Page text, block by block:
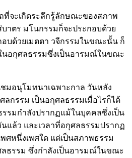
ที่จะเกิดระลึกรู้ลักษณะของสภาพ
าตร มโนกรรมก็จะประกอบด้วย
อบด้วยเมตตา วจีกรรมในขณะนั้น ก็
นอกุศลธรรมซึ่งเป็นอารมณ์ในขณะ
อนุโมทนาเฉพาะกาล วันหลัง
กรรม เป็นอกุศลธรรมเมื่อไรก็ได้
รรมกำลังปรากฏแม้ในบุคคลซึ่งเป็น
แล้ว และเวลาที่อกุศลธรรมปรากฏ
ศหนึ่งเพศใด แต่เป็นสภาพธรรม
ธรรม ซึ่งกำลังเป็นอารมณ์ในขณะ